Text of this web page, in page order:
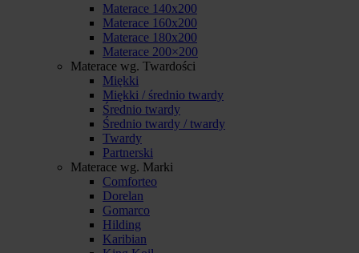
Materace 140x200
Materace 160x200
Materace 180x200
Materace 200×200
Materace wg. Twardości
Miękki
Miękki / średnio twardy
Średnio twardy
Średnio twardy / twardy
Twardy
Partnerski
Materace wg. Marki
Comforteo
Dorelan
Gomarco
Hilding
Karibian